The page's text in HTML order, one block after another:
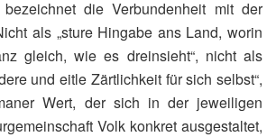
die Verbundenheit mit der
als „sture Hingabe ans Land, worin
gleich, wie es dreinsieht“, nicht als
und eitle Zärtlichkeit für sich selbst“,
Wert, der sich in der jeweiligen
Volk konkret ausgestaltet,